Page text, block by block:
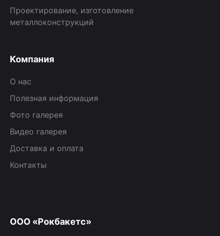
Проектирование, изготовление
металлоконструкций
Компания
О нас
Полезная информация
Фото галерея
Видео галерея
Доставка и оплата
Контакты
ООО «Рокбакетс»